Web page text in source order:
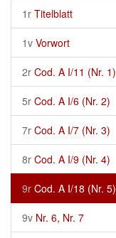
1r Titelblatt
1v Vorwort
2r Cod. A I/11 (Nr. 1)
5r Cod. A I/6 (Nr. 2)
7r Cod. A I/7 (Nr. 3)
8r Cod. A I/9 (Nr. 4)
9r Cod. A I/18 (Nr. 5)
9v Nr. 6, Nr. 7